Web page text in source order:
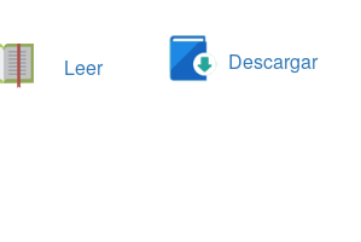
Leer Descargar